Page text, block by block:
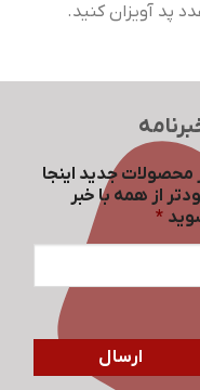
پد آویزان کنید.
محصولات جدید اینجا
از همه با خبر
*